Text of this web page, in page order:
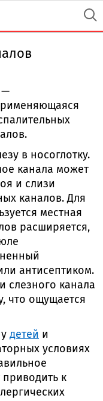
—
в носоглотку.
канала может
и слизи
каналов. Для
местная
расширяется,
антисептиком.
слезного канала
что ощущается
детей и
условиях
к